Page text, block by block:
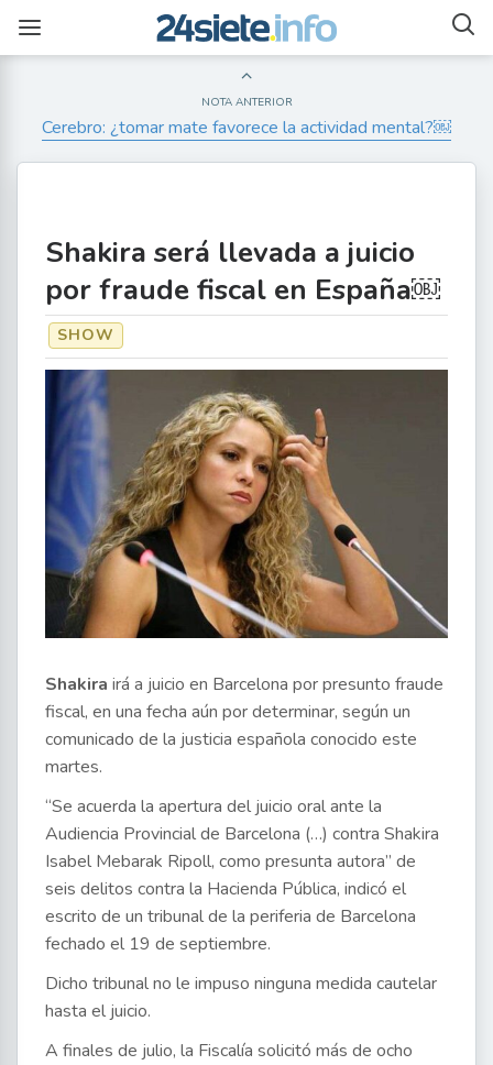
NOTA ANTERIOR
Cerebro: ¿tomar mate favorece la actividad mental?￼
Shakira será llevada a juicio
por fraude fiscal en España￼
SHOW
Shakira irá a juicio en Barcelona por presunto fraude
fiscal, en una fecha aún por determinar, según un
comunicado de la justicia española conocido este
martes.
“Se acuerda la apertura del juicio oral ante la
Audiencia Provincial de Barcelona (…) contra Shakira
Isabel Mebarak Ripoll, como presunta autora” de
seis delitos contra la Hacienda Pública, indicó el
escrito de un tribunal de la periferia de Barcelona
fechado el 19 de septiembre.
Dicho tribunal no le impuso ninguna medida cautelar
hasta el juicio.
A finales de julio, la Fiscalía solicitó más de ocho